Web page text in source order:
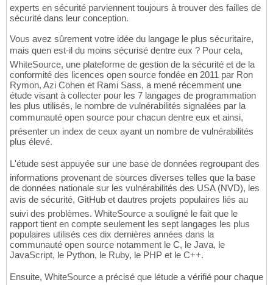
experts en sécurité parviennent toujours à trouver des failles de
sécurité dans leur conception.
Vous avez sûrement votre idée du langage le plus sécuritaire,
mais quen est-il du moins sécurisé dentre eux ? Pour cela,
WhiteSource, une plateforme de gestion de la sécurité et de la
conformité des licences open source fondée en 2011 par Ron
Rymon, Azi Cohen et Rami Sass, a mené récemment une
étude visant à collecter pour les 7 langages de programmation
les plus utilisés, le nombre de vulnérabilités signalées par la
communauté open source pour chacun dentre eux et ainsi,
présenter un index de ceux ayant un nombre de vulnérabilités
plus élevé.
L'étude sest appuyée sur une base de données regroupant des
informations provenant de sources diverses telles que la base
de données nationale sur les vulnérabilités des USA (NVD), les
avis de sécurité, GitHub et dautres projets populaires liés au
suivi des problèmes. WhiteSource a souligné le fait que le
rapport tient en compte seulement les sept langages les plus
populaires utilisés ces dix dernières années dans la
communauté open source notamment le C, le Java, le
JavaScript, le Python, le Ruby, le PHP et le C++.
Ensuite, WhiteSource a précisé que létude a vérifié pour chaque